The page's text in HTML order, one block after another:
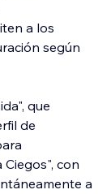
a los
según
que
de
con
a